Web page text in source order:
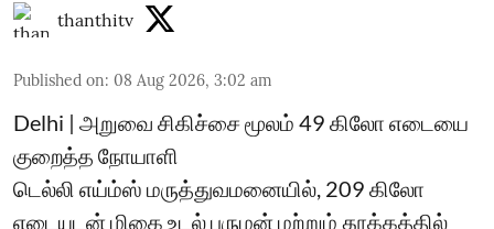
thanthitv
Published on: 08 Aug 2026, 3:02 am
Delhi | அறுவை சிகிச்சை மூலம் 49 கிலோ எடையை
குறைத்த நோயாளி
டெல்லி எய்ம்ஸ் மருத்துவமனையில், 209 கிலோ
எடையுடன் மிகை உடல் பருமன் மற்றும் தூக்கத்தில்